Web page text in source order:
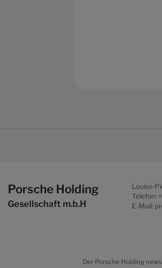
Porsche Holding
Gesellschaft m.b.H
Louise-
Telefon:
E-Mail:
Der Porsche Holding